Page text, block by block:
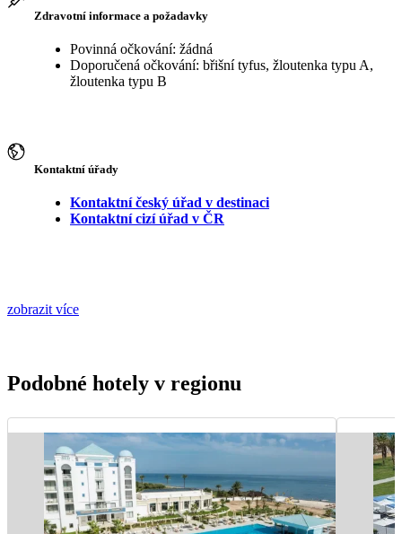
Zdravotní informace a požadavky
Povinná očkování: žádná
Doporučená očkování: břišní tyfus, žloutenka typu A,
žloutenka typu B
Kontaktní úřady
Kontaktní český úřad v destinaci
Kontaktní cizí úřad v ČR
zobrazit více
Podobné hotely v regionu